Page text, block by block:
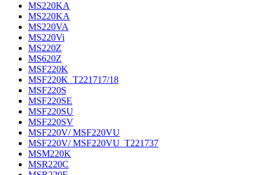
MS220KA
MS220KA
MS220VA
MS220Vi
MS220Z
MS620Z
MSF220K
MSF220K_T221717/18
MSF220S
MSF220SE
MSF220SU
MSF220SV
MSF220V/ MSF220VU
MSF220V/ MSF220VU_T221737
MSM220K
MSR220C